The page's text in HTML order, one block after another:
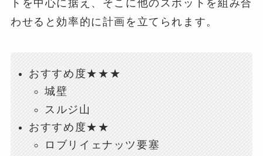
トを中心に据え、そこに他のスポットを組み合
わせると効率的に計画を立てられます。
おすすめ度★★★
城壁
スルジ山
おすすめ度★★
ロブリイェナッツ要塞